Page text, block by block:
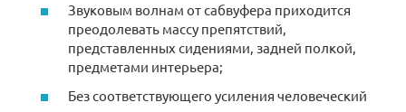
Звуковым волнам от сабвуфера приходится
преодолевать массу препятствий,
представленных сидениями, задней полкой,
предметами интерьера;
Без соответствующего усиления человеческий